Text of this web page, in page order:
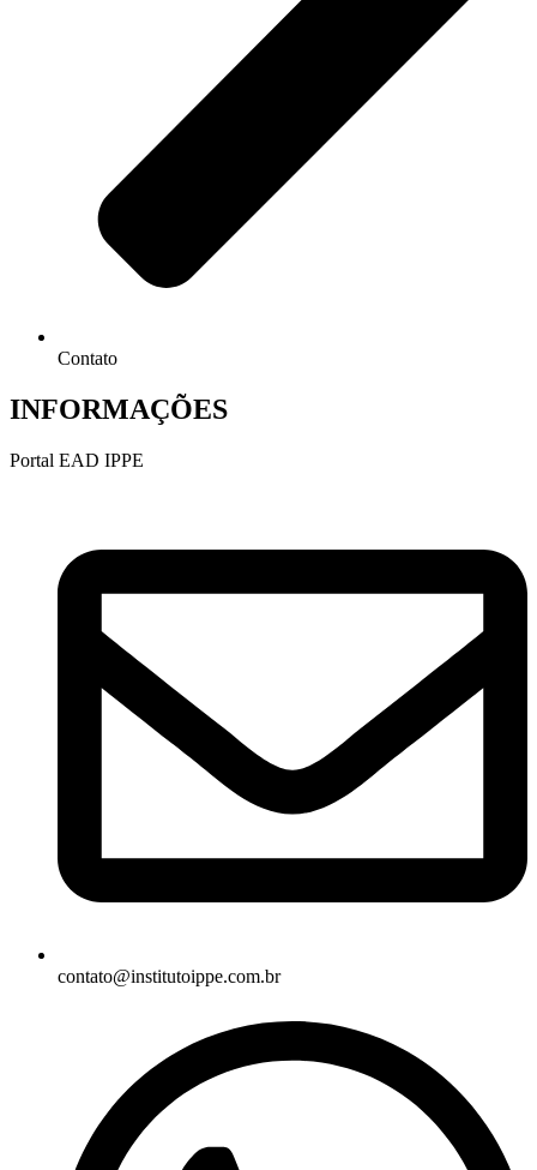
Contato
INFORMAÇÕES
Portal EAD IPPE
contato@institutoippe.com.br